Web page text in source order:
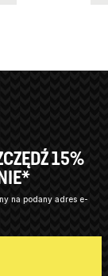
15%
na podany adres e-